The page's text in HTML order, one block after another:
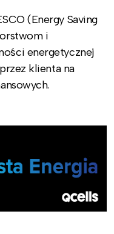
(Energy Saving
i
energetycznej
klienta na